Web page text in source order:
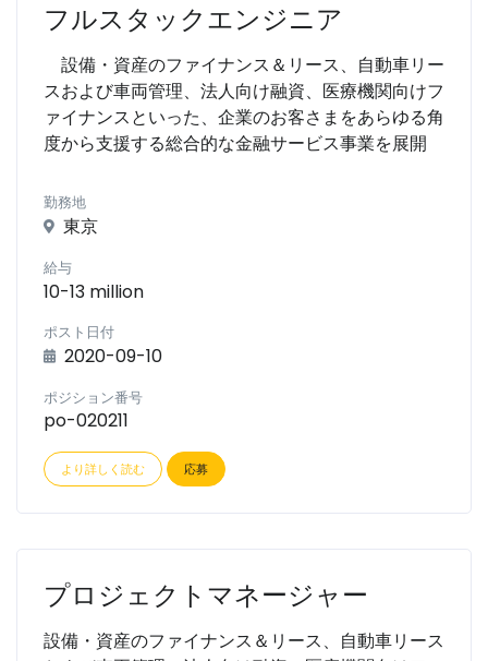
フルスタックエンジニア
設備・資産のファイナンス＆リース、自動車リー
スおよび車両管理、法人向け融資、医療機関向けフ
ァイナンスといった、企業のお客さまをあらゆる角
度から支援する総合的な金融サービス事業を展開
勤務地
東京
給与
10-13 million
ポスト日付
2020-09-10
ポジション番号
po-020211
より詳しく読む 応募
プロジェクトマネージャー
設備・資産のファイナンス＆リース、自動車リース